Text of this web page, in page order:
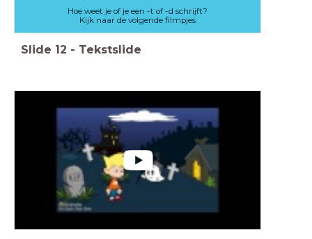
Hoe weet je of je een -t of -d schrijft?
Kijk naar de volgende filmpjes
Slide 12 - Tekstslide